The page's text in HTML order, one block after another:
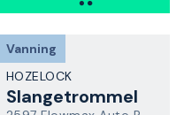
Vanning
HOZELOCK
Slangetrommel